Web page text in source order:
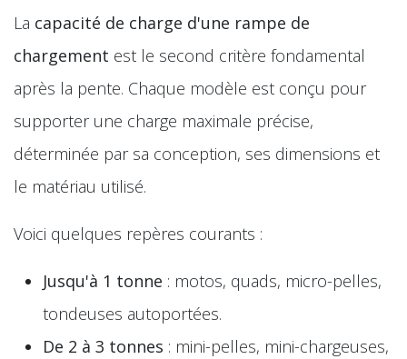
La capacité de charge d'une rampe de
chargement est le second critère fondamental
après la pente. Chaque modèle est conçu pour
supporter une charge maximale précise,
déterminée par sa conception, ses dimensions et
le matériau utilisé.
Voici quelques repères courants :
Jusqu'à 1 tonne : motos, quads, micro-pelles,
tondeuses autoportées.
De 2 à 3 tonnes : mini-pelles, mini-chargeuses,